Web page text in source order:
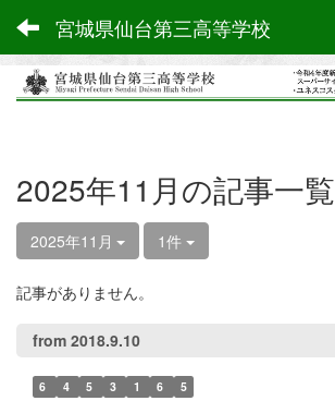
宮城県仙台第三高等学校
2025年11月の記事一覧
2025年11月 1件
記事がありません。
from 2018.9.10
6 4 5 3 1 6 5